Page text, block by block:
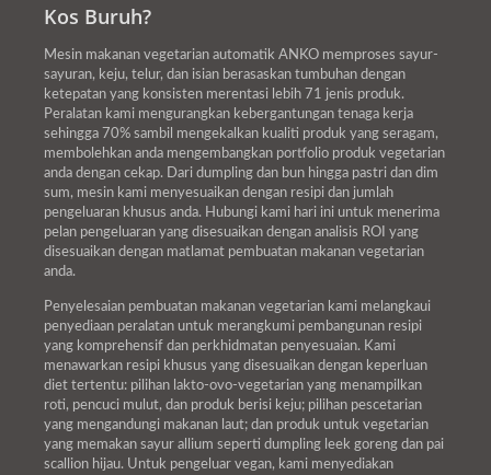
Kos Buruh?
Mesin makanan vegetarian automatik ANKO memproses sayur-
sayuran, keju, telur, dan isian berasaskan tumbuhan dengan
ketepatan yang konsisten merentasi lebih 71 jenis produk.
Peralatan kami mengurangkan kebergantungan tenaga kerja
sehingga 70% sambil mengekalkan kualiti produk yang seragam,
membolehkan anda mengembangkan portfolio produk vegetarian
anda dengan cekap. Dari dumpling dan bun hingga pastri dan dim
sum, mesin kami menyesuaikan dengan resipi dan jumlah
pengeluaran khusus anda. Hubungi kami hari ini untuk menerima
pelan pengeluaran yang disesuaikan dengan analisis ROI yang
disesuaikan dengan matlamat pembuatan makanan vegetarian
anda.
Penyelesaian pembuatan makanan vegetarian kami melangkaui
penyediaan peralatan untuk merangkumi pembangunan resipi
yang komprehensif dan perkhidmatan penyesuaian. Kami
menawarkan resipi khusus yang disesuaikan dengan keperluan
diet tertentu: pilihan lakto-ovo-vegetarian yang menampilkan
roti, pencuci mulut, dan produk berisi keju; pilihan pescetarian
yang mengandungi makanan laut; dan produk untuk vegetarian
yang memakan sayur allium seperti dumpling leek goreng dan pai
scallion hijau. Untuk pengeluar vegan, kami menyediakan